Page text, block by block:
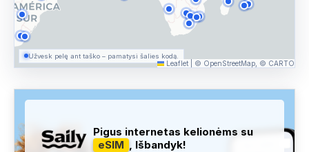
Leaflet © OpenStreetMap, © CARTO
Užvesk pelę ant taško – pamatysi šalies kodą.
Pigus internetas kelionėms su
eSIM
, Išbandyk!